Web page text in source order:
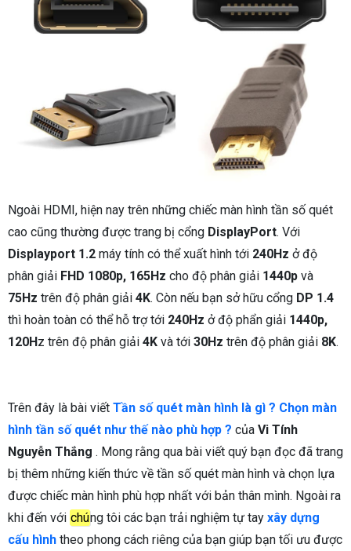
Ngoài HDMI, hiện nay trên những chiếc màn hình tần số quét
cao cũng thường được trang bị cổng DisplayPort. Với
Displayport 1.2 máy tính có thể xuất hình tới 240Hz ở độ
phân giải FHD 1080p, 165Hz cho độ phân giải 1440p và
75Hz trên độ phân giải 4K. Còn nếu bạn sở hữu cổng DP 1.4
thì hoàn toàn có thể hỗ trợ tới 240Hz ở độ phẩn giải 1440p,
120H z trên độ phân giải 4K và tới 30Hz trên độ phân giải 8K.
Trên đây là bài viết Tần số quét màn hình là gì ? Chọn màn
hình tần số quét như thế nào phù hợp ? của Vi Tính
Nguyễn Thắng . Mong rằng qua bài viết quý bạn đọc đã trang
bị thêm những kiến thức về tần số quét màn hình và chọn lựa
được chiếc màn hình phù hợp nhất với bản thân mình. Ngoài ra
khi đến với chúng tôi các bạn trải nghiệm tự tay xây dựng
cấu hình theo phong cách riêng của bạn giúp bạn tối ưu được